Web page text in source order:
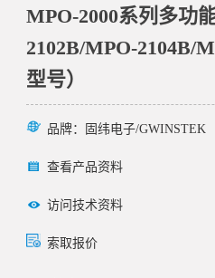
MPO-2000系列多功
2102B/MPO-2104B/
型号）
品牌： 固纬电子/GWINSTEK
查看产品资料
访问技术资料
索取报价